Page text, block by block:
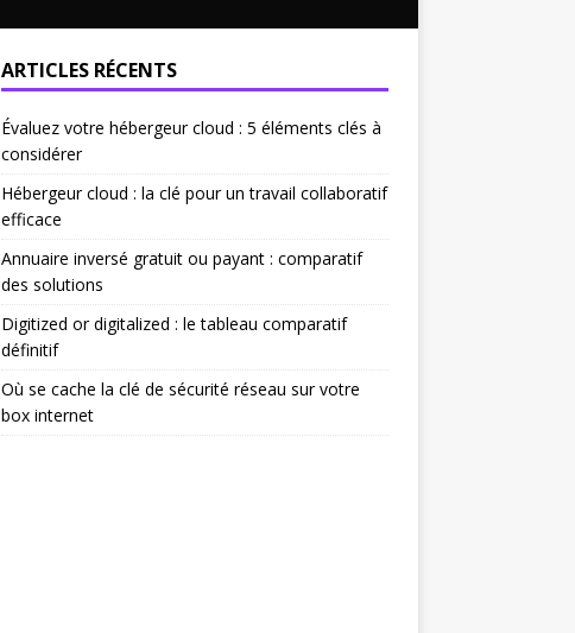
ARTICLES RÉCENTS
Évaluez votre hébergeur cloud : 5 éléments clés à
considérer
Hébergeur cloud : la clé pour un travail collaboratif
efficace
Annuaire inversé gratuit ou payant : comparatif
des solutions
Digitized or digitalized : le tableau comparatif
définitif
Où se cache la clé de sécurité réseau sur votre
box internet